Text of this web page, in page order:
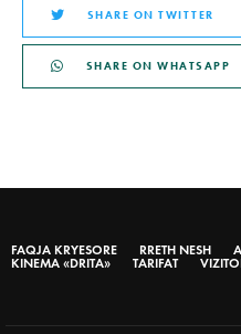
SHARE ON TWITTER
SHARE ON WHATSAPP
FAQJA KRYESORE RRETH NESH
KINEMA «DRITA»
TARIFAT